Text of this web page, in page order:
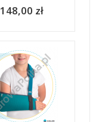
148,00 zł